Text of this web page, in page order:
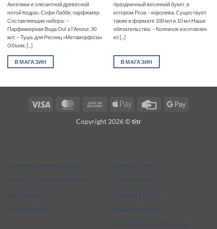
Ангелики и элегантной древесной
нотой Кедра». Софи Лаббе, парфюмер.
Составляющие набора: –
Парфюмерная Вода Oui à l'Amour, 30
мл; – Тушь для Ресниц «Метаморфоза»
Объем, [...]
В МАГАЗИН
праздничный весенний букет, в
котором Роза – королева. Существует
также в формате 100 мл и 10 мл Наши
обязательства: – Колпачок изготовлен
из [...]
В МАГАЗИН
Visa MasterCardCash
Delivery
Apple
Credit
Google
Copyright 2026 ©titr
Условия использования
Отказ от ответственности
Доступность
Privacy Policy
Editorial Team
How We Work
Accuracy Policy
Sourcing Policy
Corrections and Updates